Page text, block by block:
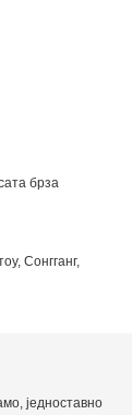
брза
Сонгганг,
једноставно